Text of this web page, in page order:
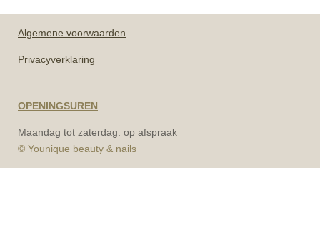
Algemene voorwaarden
Privacyverklaring
OPENINGSUREN
Maandag tot zaterdag: op afspraak
© Younique beauty & nails